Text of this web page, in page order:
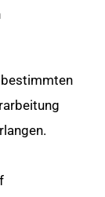
bestimmten